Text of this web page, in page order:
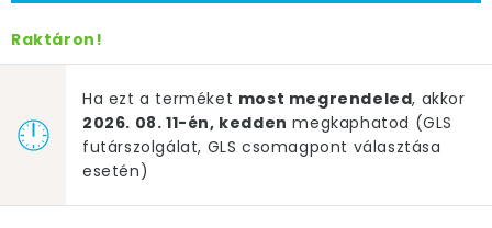
Raktáron!
Ha ezt a terméket most megrendeled, akkor
2026. 08. 11-én, kedden megkaphatod (GLS
futárszolgálat, GLS csomagpont választása
esetén)